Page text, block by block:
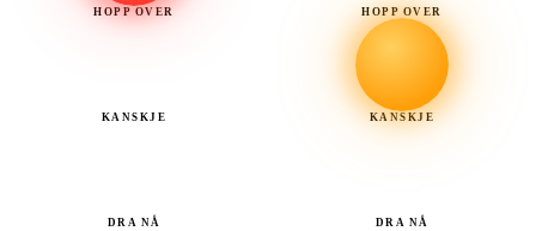
HOPP OVER
KANSKJE
DRA NÅ
HOPP OVER
KANSKJE
DRA NÅ